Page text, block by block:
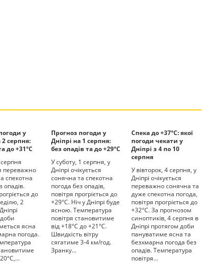
у
2 серпня:
до +31°С
переважно
спекотна
опадів.
до
2
ясна
погода.
Прогноз погоди у
Дніпрі на 1 серпня:
без опадів та до +29°С
У суботу, 1 серпня, у
Дніпрі очікується
сонячна та спекотна
погода без опадів,
повітря прогріється до
+29°С. Ніч у Дніпрі буде
ясною. Температура
повітря становитиме
від +18°С до +21°С.
Швидкість вітру
сягатиме 3-4 км/год.
Зранку…
Спека до +37°С: якої
погоди чекати у
Дніпрі з 4 по 10
серпня
У вівторок, 4 серпня, у
Дніпрі очікується
переважно сонячна та
дуже спекотна погода,
повітря прогріється до
+32°С. За прогнозом
синоптиків, 4 серпня в
Дніпрі протягом доби
пануватиме ясна та
безхмарна погода без
опадів. Температура
повітря…